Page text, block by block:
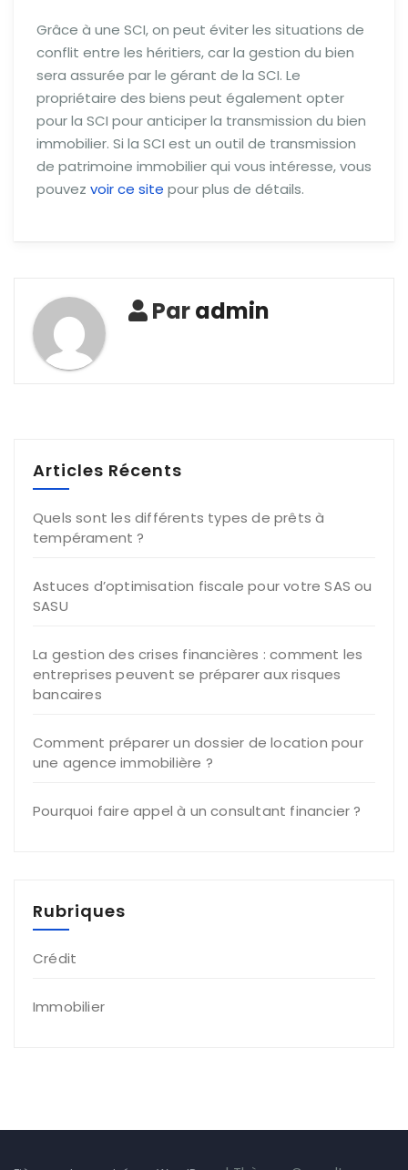
Grâce à une SCI, on peut éviter les situations de
conflit entre les héritiers, car la gestion du bien
sera assurée par le gérant de la SCI. Le
propriétaire des biens peut également opter
pour la SCI pour anticiper la transmission du bien
immobilier. Si la SCI est un outil de transmission
de patrimoine immobilier qui vous intéresse, vous
pouvez voir ce site pour plus de détails.
Paradmin
Articles Récents
Quels sont les différents types de prêts à
tempérament ?
Astuces d’optimisation fiscale pour votre SAS ou
SASU
La gestion des crises financières : comment les
entreprises peuvent se préparer aux risques
bancaires
Comment préparer un dossier de location pour
une agence immobilière ?
Pourquoi faire appel à un consultant financier ?
Rubriques
Crédit
Immobilier